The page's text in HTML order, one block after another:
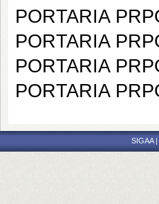
PORTARIA
PORTARIA
PORTARIA
PORTARIA
SIGAA